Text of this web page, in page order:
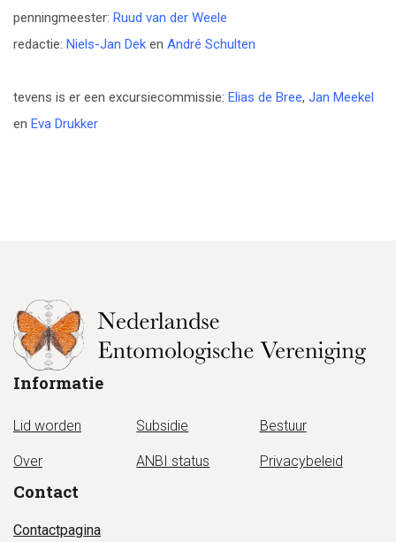
penningmeester: Ruud van der Weele
redactie: Niels-Jan Dek en André Schulten
tevens is er een excursiecommissie: Elias de Bree, Jan Meekel
en Eva Drukker
Informatie
Lid worden Subsidie Bestuur
Over ANBI status Privacybeleid
Contact
Contactpagina